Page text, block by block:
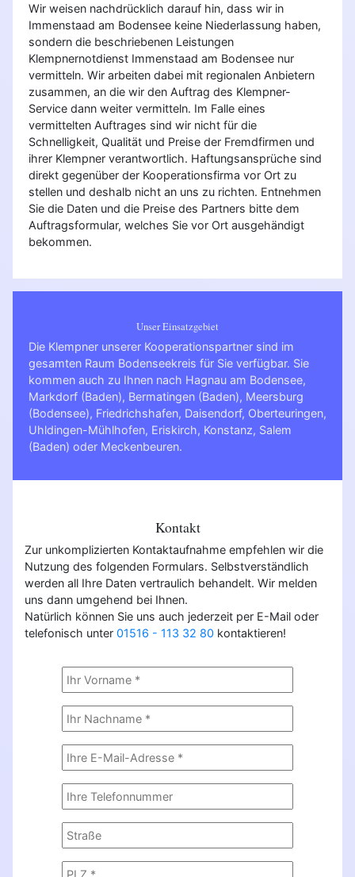
Wir weisen nachdrücklich darauf hin, dass wir in
Immenstaad am Bodensee keine Niederlassung haben,
sondern die beschriebenen Leistungen
Klempnernotdienst Immenstaad am Bodensee nur
vermitteln. Wir arbeiten dabei mit regionalen Anbietern
zusammen, an die wir den Auftrag des Klempner-
Service dann weiter vermitteln. Im Falle eines
vermittelten Auftrages sind wir nicht für die
Schnelligkeit, Qualität und Preise der Fremdfirmen und
ihrer Klempner verantwortlich. Haftungsansprüche sind
direkt gegenüber der Kooperationsfirma vor Ort zu
stellen und deshalb nicht an uns zu richten. Entnehmen
Sie die Daten und die Preise des Partners bitte dem
Auftragsformular, welches Sie vor Ort ausgehändigt
bekommen.
Unser Einsatzgebiet
Die Klempner unserer Kooperationspartner sind im
gesamten Raum Bodenseekreis für Sie verfügbar. Sie
kommen auch zu Ihnen nach Hagnau am Bodensee,
Markdorf (Baden), Bermatingen (Baden), Meersburg
(Bodensee), Friedrichshafen, Daisendorf, Oberteuringen,
Uhldingen-Mühlhofen, Eriskirch, Konstanz, Salem
(Baden) oder Meckenbeuren.
Kontakt
Zur unkomplizierten Kontaktaufnahme empfehlen wir die
Nutzung des folgenden Formulars. Selbstverständlich
werden all Ihre Daten vertraulich behandelt. Wir melden
uns dann umgehend bei Ihnen.
Natürlich können Sie uns auch jederzeit per E-Mail oder
telefonisch unter 01516 - 113 32 80 kontaktieren!